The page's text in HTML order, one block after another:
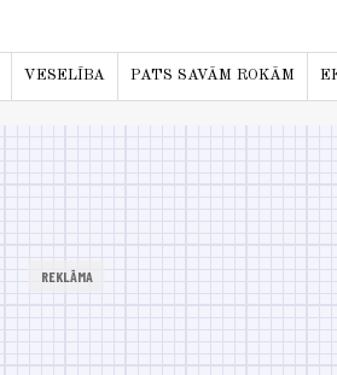
VESELĪBA PATS SAVĀM ROKĀM